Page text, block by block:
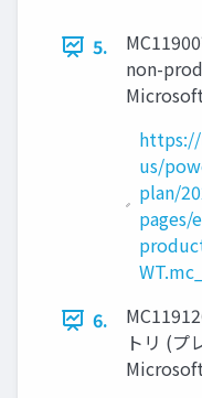
5.
non-
us/
plan/
pages/
6.
トリ (プ